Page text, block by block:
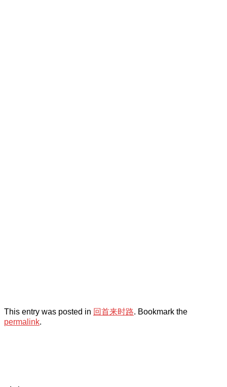
This entry was posted in 回首来时路. Bookmark the
permalink.